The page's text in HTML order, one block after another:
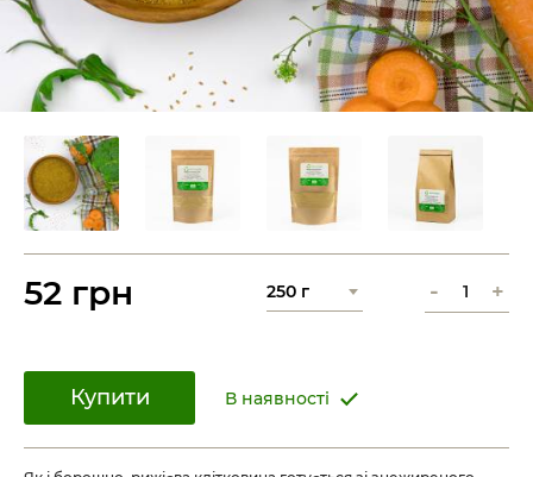
52 грн - +
Купити В наявності